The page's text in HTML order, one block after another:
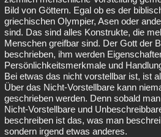
Bild von Göttern. Egal ob es der
griechischen Olympier, Asen oder
sind. Das sind alles Konstrukte, die
Menschen greifbar sind. Der Gott der
beschrieben, ihm werden
Persönlichkeitsmerkmale und
Bei etwas das nicht vorstellbar ist, ist
Über das Nicht-Vorstellbare kann
geschrieben werden. Denn sobald
Nicht-Vorstellbare und
beschreiben ist das, was man
sondern irgend etwas anderes.